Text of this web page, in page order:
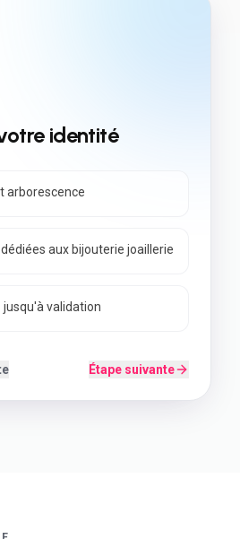
votre site
Web Vitals
structurées
à utiliser
Étape suivante